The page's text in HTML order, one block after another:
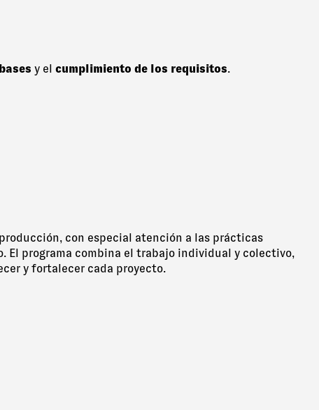
y el cumplimiento de los requisitos.
con especial atención a las prácticas
El programa combina el trabajo individual y colectivo,
y fortalecer cada proyecto.